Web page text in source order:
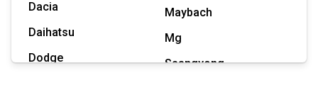
Dacia
Daihatsu
Dodge
Maybach
Mg
Ssangyong